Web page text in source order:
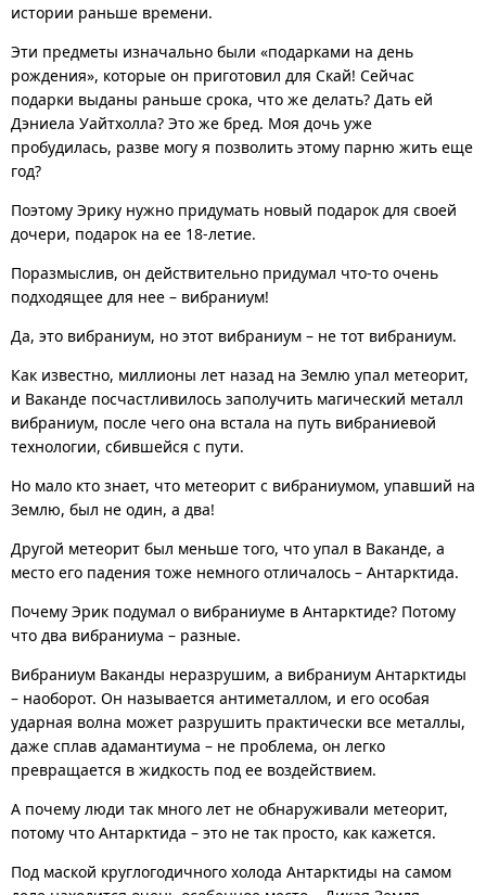
истории раньше времени.
Эти предметы изначально были «подарками на день
рождения», которые он приготовил для Скай! Сейчас
подарки выданы раньше срока, что же делать? Дать ей
Дэниела Уайтхолла? Это же бред. Моя дочь уже
пробудилась, разве могу я позволить этому парню жить еще
год?
Поэтому Эрику нужно придумать новый подарок для своей
дочери, подарок на ее 18-летие.
Поразмыслив, он действительно придумал что-то очень
подходящее для нее – вибраниум!
Да, это вибраниум, но этот вибраниум – не тот вибраниум.
Как известно, миллионы лет назад на Землю упал метеорит,
и Ваканде посчастливилось заполучить магический металл
вибраниум, после чего она встала на путь вибраниевой
технологии, сбившейся с пути.
Но мало кто знает, что метеорит с вибраниумом, упавший на
Землю, был не один, а два!
Другой метеорит был меньше того, что упал в Ваканде, а
место его падения тоже немного отличалось – Антарктида.
Почему Эрик подумал о вибраниуме в Антарктиде? Потому
что два вибраниума – разные.
Вибраниум Ваканды неразрушим, а вибраниум Антарктиды
– наоборот. Он называется антиметаллом, и его особая
ударная волна может разрушить практически все металлы,
даже сплав адамантиума – не проблема, он легко
превращается в жидкость под ее воздействием.
А почему люди так много лет не обнаруживали метеорит,
потому что Антарктида – это не так просто, как кажется.
Под маской круглогодичного холода Антарктиды на самом